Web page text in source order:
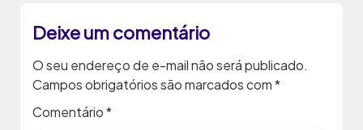
Deixe um comentário
O seu endereço de e-mail não será publicado.
Campos obrigatórios são marcados com*
Comentário*